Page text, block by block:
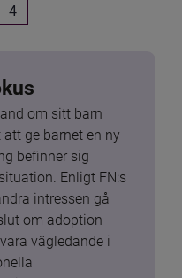
4
om sitt barn
ge barnet en ny
befinner sig
Enligt FN:s
intressen gå
om adoption
vägledande i